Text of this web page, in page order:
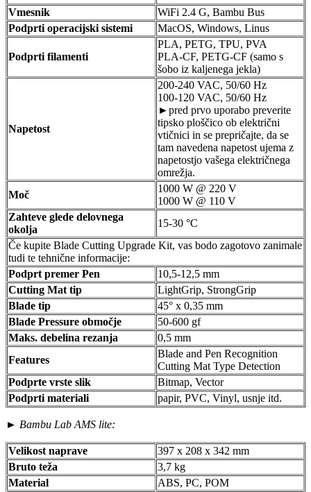
Vmesnik
WiFi 2.4 G, Bambu Bus
Podprti operacijski sistemi
MacOS, Windows, Linus
Podprti filamenti
PLA, PETG, TPU, PVA
PLA-CF, PETG-CF (samo s
šobo iz kaljenega jekla)
Napetost
200-240 VAC, 50/60 Hz
100-120 VAC, 50/60 Hz
►pred prvo uporabo preverite
tipsko ploščico ob električni
vtičnici in se prepričajte, da se
tam navedena napetost ujema z
napetostjo vašega električnega
omrežja.
Moč
1000 W @ 220 V
1000 W @ 110 V
Zahteve glede delovnega
okolja
15-30 °C
Če kupite Blade Cutting Upgrade Kit, vas bodo zagotovo zanimale
tudi te tehnične informacije:
Podprt premer Pen
10,5-12,5 mm
Cutting Mat tip
LightGrip, StrongGrip
Blade tip
45° x 0,35 mm
Blade Pressure območje
50-600 gf
Maks. debelina rezanja
0,5 mm
Features
Blade and Pen Recognition
Cutting Mat Type Detection
Podprte vrste slik
Bitmap, Vector
Podprti materiali
papir, PVC, Vinyl, usnje itd.
► Bambu Lab AMS lite:
Velikost naprave
397 x 208 x 342 mm
Bruto teža
3,7 kg
Material
ABS, PC, POM